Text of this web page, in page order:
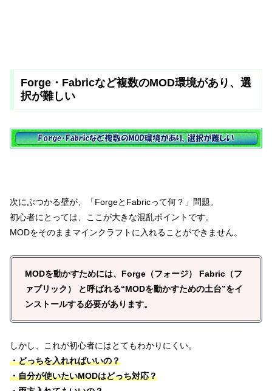
Forge・Fabricなど複数のMOD環境があり、選
択が難しい
次にぶつかる壁が、「ForgeとFabricって何？」問題。
初心者にとっては、ここが大きな混乱ポイントです。
MODをそのままマインクラフトに入れることができません。
MODを動かすためには、Forge（フォージ） Fabric（フ
ァブリック） と呼ばれる“MODを動かすための土台”をイ
ンストールする必要があります。
しかし、これが初心者にはとてもわかりにくい。
・どっちを入れればいいの？
・自分が使いたいMODはどっち対応？